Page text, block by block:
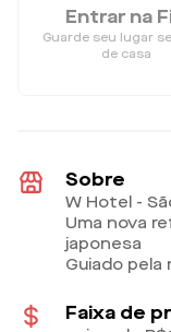
Entrar na
Guarde seu lugar
de casa
Sobre
W Hotel -
Uma nova
japonesa
Guiado
Faixa de